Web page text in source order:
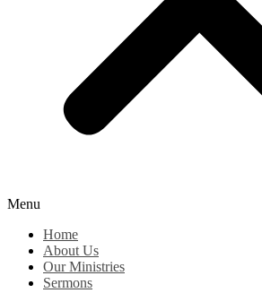
Menu
Home
About Us
Our Ministries
Sermons